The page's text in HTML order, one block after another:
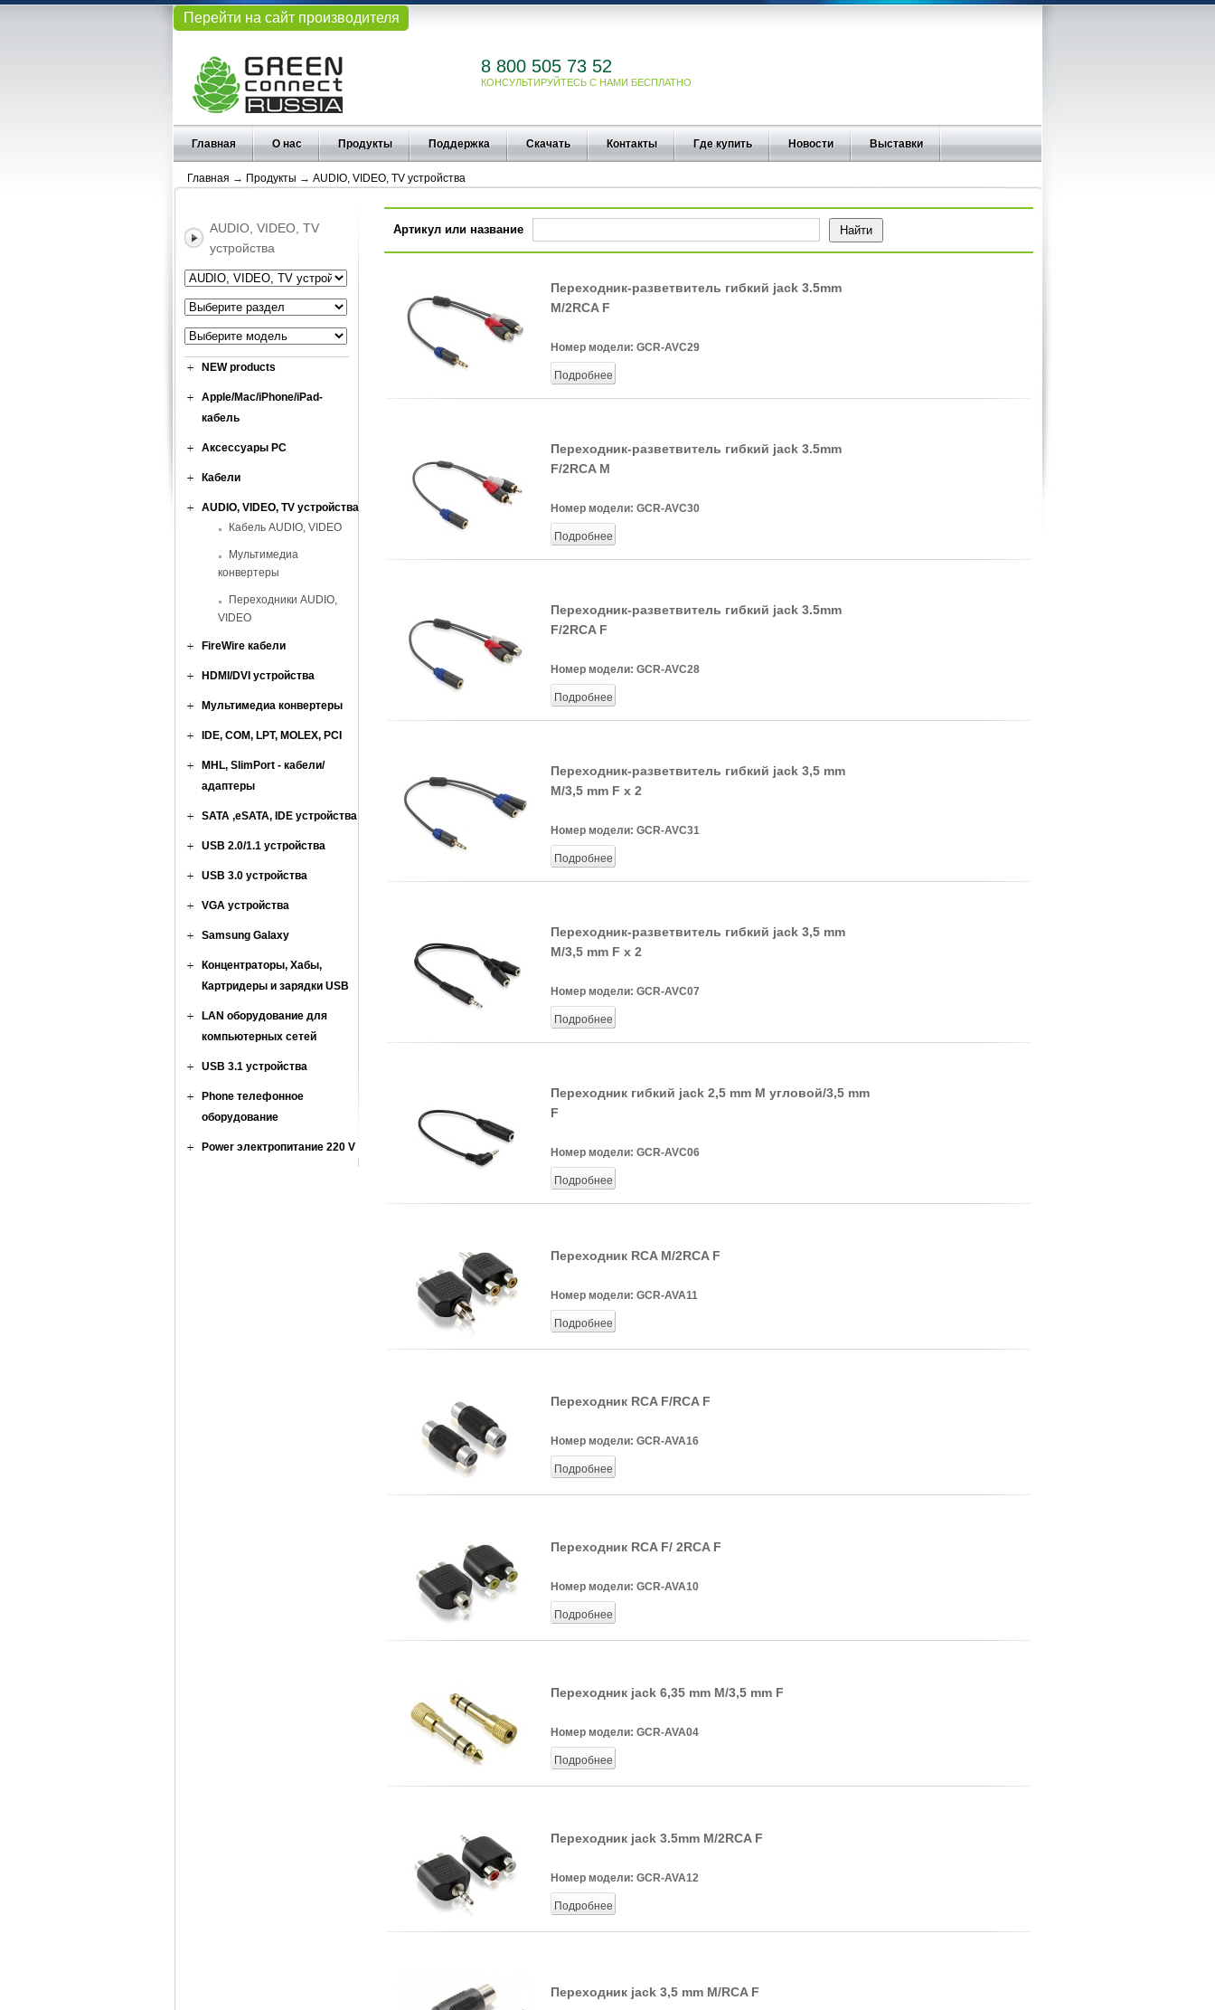
Перейти на сайт производителя
8 800 505 73 52
КОНСУЛЬТИРУЙТЕСЬ С НАМИ БЕСПЛАТНО
Главная О нас Продукты Поддержка Скачать Контакты Где купить Новости Выставки
Главная → Продукты → AUDIO, VIDEO, TV устройства
AUDIO, VIDEO, TV
устройства
NEW products
Apple/Mac/iPhone/iPad-
кабель
Аксессуары PC
Кабели
AUDIO, VIDEO, TV устройства
Кабель AUDIO, VIDEO
Мультимедиа
конвертеры
Переходники AUDIO,
VIDEO
FireWire кабели
HDMI/DVI устройства
Мультимедиа конвертеры
IDE, COM, LPT, MOLEX, PCI
MHL, SlimPort - кабели/
адаптеры
SATA ,eSATA, IDE устройства
USB 2.0/1.1 устройства
USB 3.0 устройства
VGA устройства
Samsung Galaxy
Концентраторы, Хабы,
Картридеры и зарядки USB
LAN оборудование для
компьютерных сетей
USB 3.1 устройства
Phone телефонное
оборудование
Power электропитание 220 V
Артикул или название
Переходник-разветвитель гибкий jack 3.5mm
M/2RCA F
Номер модели: GCR-AVC29
Подробнее
Переходник-разветвитель гибкий jack 3.5mm
F/2RCA M
Номер модели: GCR-AVC30
Подробнее
Переходник-разветвитель гибкий jack 3.5mm
F/2RCA F
Номер модели: GCR-AVC28
Подробнее
Переходник-разветвитель гибкий jack 3,5 mm
M/3,5 mm F x 2
Номер модели: GCR-AVC31
Подробнее
Переходник-разветвитель гибкий jack 3,5 mm
M/3,5 mm F x 2
Номер модели: GCR-AVC07
Подробнее
Переходник гибкий jack 2,5 mm M угловой/3,5 mm
F
Номер модели: GCR-AVC06
Подробнее
Переходник RCA M/2RCA F
Номер модели: GCR-AVA11
Подробнее
Переходник RCA F/RCA F
Номер модели: GCR-AVA16
Подробнее
Переходник RCA F/ 2RCA F
Номер модели: GCR-AVA10
Подробнее
Переходник jack 6,35 mm M/3,5 mm F
Номер модели: GCR-AVA04
Подробнее
Переходник jack 3.5mm M/2RCA F
Номер модели: GCR-AVA12
Подробнее
Переходник jack 3,5 mm M/RCA F